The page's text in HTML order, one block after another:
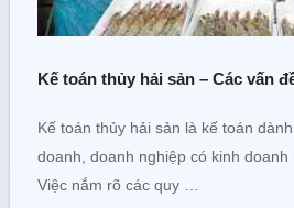
Kế toán thủy hải sản – Các vấn
Kế toán thủy hải sản là kế toán
doanh, doanh nghiệp có kinh doanh
Việc nắm rõ các quy …